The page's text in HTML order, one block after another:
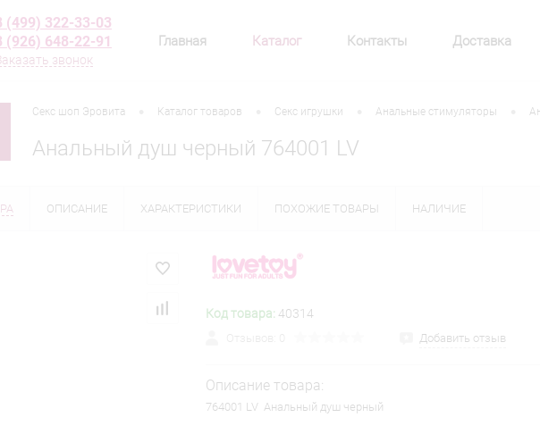
(499) 322-33-03
(926) 648-22-91
звонок
Главная Каталог Контакты Доставка
Секс шоп Эровита Каталог товаров Секс игрушки Анальные стимуляторы
Анальный душ черный 764001 LV
ОПИСАНИЕ ХАРАКТЕРИСТИКИ ПОХОЖИЕ ТОВАРЫ НАЛИЧИЕ
Код товара: 40314
Добавить отзыв
Описание товара:
764001 LV Анальный душ черный